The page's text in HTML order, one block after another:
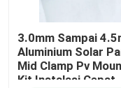
3.0mm Sampai
Aluminium Solar
Mid Clamp Pv
Kit Instalasi Cepat